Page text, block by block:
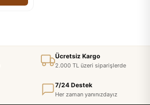
Ücretsiz Kargo
2.000 TL üzeri siparişlerde
7/24 Destek
Her zaman yanınızdayız